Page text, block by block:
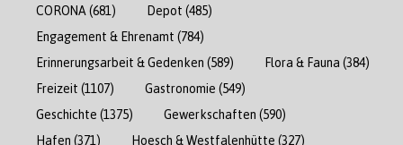
CORONA (681) Depot (485)
Engagement & Ehrenamt (784)
Erinnerungsarbeit & Gedenken (589) Flora & Fauna (384)
Freizeit (1107) Gastronomie (549)
Geschichte (1375) Gewerkschaften (590)
Hafen (371) Hoesch & Westfalenhütte (327)